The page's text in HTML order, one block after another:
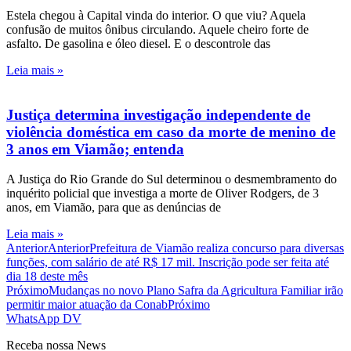
Estela chegou à Capital vinda do interior. O que viu? Aquela
confusão de muitos ônibus circulando. Aquele cheiro forte de
asfalto. De gasolina e óleo diesel. E o descontrole das
Leia mais »
Justiça determina investigação independente de
violência doméstica em caso da morte de menino de
3 anos em Viamão; entenda
A Justiça do Rio Grande do Sul determinou o desmembramento do
inquérito policial que investiga a morte de Oliver Rodgers, de 3
anos, em Viamão, para que as denúncias de
Leia mais »
AnteriorAnteriorPrefeitura de Viamão realiza concurso para diversas
funções, com salário de até R$ 17 mil. Inscrição pode ser feita até
dia 18 deste mês
PróximoMudanças no novo Plano Safra da Agricultura Familiar irão
permitir maior atuação da ConabPróximo
WhatsApp DV
Receba nossa News